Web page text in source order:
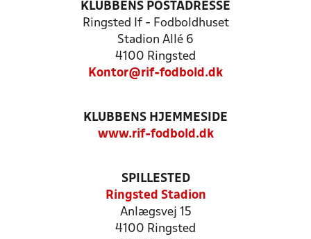
KLUBBENS POSTADRESSE
Ringsted If - Fodboldhuset
Stadion Allé 6
4100 Ringsted
Kontor@rif-fodbold.dk
KLUBBENS HJEMMESIDE
www.rif-fodbold.dk
SPILLESTED
Ringsted Stadion
Anlægsvej 15
4100 Ringsted